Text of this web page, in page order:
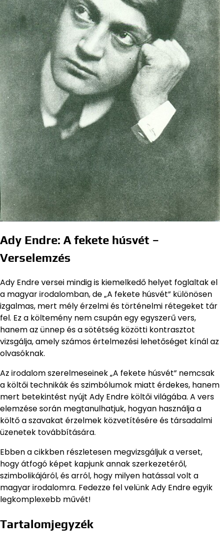
Ady Endre: A fekete húsvét –
Verselemzés
Ady Endre versei mindig is kiemelkedő helyet foglaltak el
a magyar irodalomban, de „A fekete húsvét” különösen
izgalmas, mert mély érzelmi és történelmi rétegeket tár
fel. Ez a költemény nem csupán egy egyszerű vers,
hanem az ünnep és a sötétség közötti kontrasztot
vizsgálja, amely számos értelmezési lehetőséget kínál az
olvasóknak.
Az irodalom szerelmeseinek „A fekete húsvét” nemcsak
a költői technikák és szimbólumok miatt érdekes, hanem
mert betekintést nyújt Ady Endre költői világába. A vers
elemzése során megtanulhatjuk, hogyan használja a
költő a szavakat érzelmek közvetítésére és társadalmi
üzenetek továbbítására.
Ebben a cikkben részletesen megvizsgáljuk a verset,
hogy átfogó képet kapjunk annak szerkezetéről,
szimbolikájáról, és arról, hogy milyen hatással volt a
magyar irodalomra. Fedezze fel velünk Ady Endre egyik
legkomplexebb művét!
Tartalomjegyzék